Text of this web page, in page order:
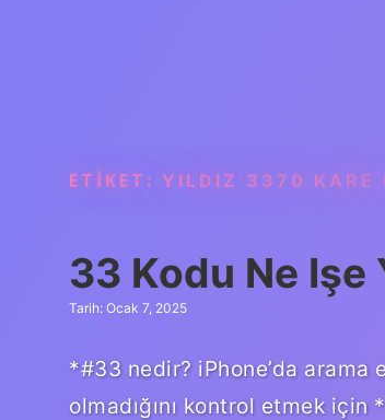
ETIKET: YILDIZ 3370 KARE
33 Kodu Ne Işe
Tarih: Ocak 7, 2025
*#33 nedir? iPhone’da
olmadığını kontrol etmek